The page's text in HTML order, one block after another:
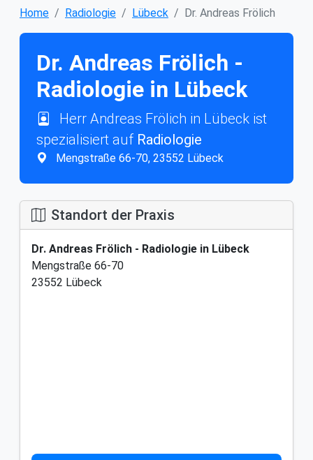
Home Radiologie Lübeck Dr. Andreas Frölich
Dr. Andreas Frölich -
Radiologie in Lübeck
Herr Andreas Frölich in Lübeck ist
spezialisiert auf Radiologie
Mengstraße 66-70, 23552 Lübeck
Standort der Praxis
Dr. Andreas Frölich - Radiologie in Lübeck
Mengstraße 66-70
23552 Lübeck